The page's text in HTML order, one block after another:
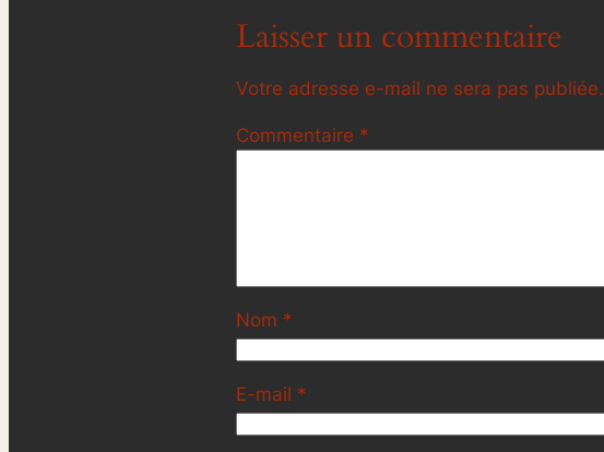
Laisser un commentaire
Votre adresse e-mail ne sera pas publiée.
Commentaire *
Nom *
E-mail *